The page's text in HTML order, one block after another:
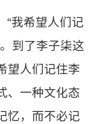
“我希望人们记
到了李子柒这
望人们记住李
、一种文化态
忆，而不必记